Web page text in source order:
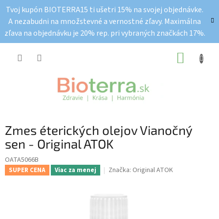
obsah
Tvoj kupón BIOTERRA15 ti ušetri 15% na svojej objednávke.
A nezabudni na množstevné a vernostné zľavy. Maximálna
zľava na objednávku je 20% rep. pri vybraných značkách 17%.
Zmes éterických olejov Vianočný
sen - Original ATOK
OATA5066B
SUPER CENA Viac za menej Značka: Original ATOK